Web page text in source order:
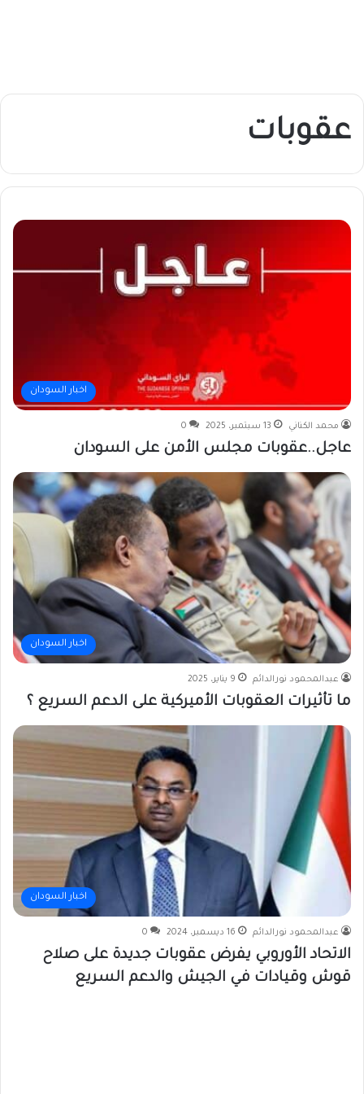
عقوبات
اخبار السودان
محمد الكناني 13 سبتمبر، 2025 0
عاجل..عقوبات مجلس الأمن على السودان
اخبار السودان
عبدالمحمود نورالدائم 9 يناير، 2025
ما تأثيرات العقوبات الأميركية على الدعم السريع ؟
اخبار السودان
عبدالمحمود نورالدائم 16 ديسمبر، 2024 0
الاتحاد الأوروبي يفرض عقوبات جديدة على صلاح
قوش وقيادات في الجيش والدعم السريع